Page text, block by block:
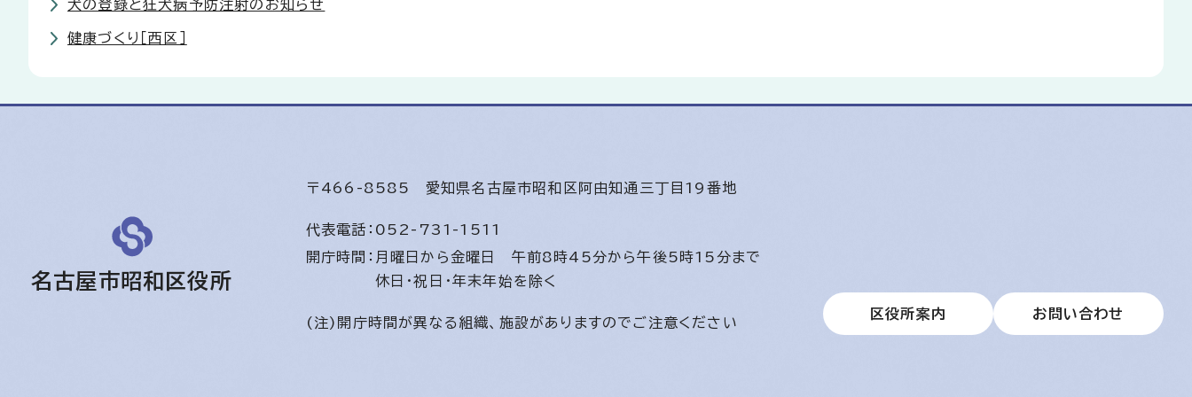
犬の登録と狂犬病予防注射のお知らせ
健康づくり［西区］
名古屋市昭和区役所
〒466-8585 愛知県名古屋市昭和区阿由知通三丁目19番地
代表電話： 052-731-1511
開庁時間： 月曜日から金曜日 午前8時45分から午後5時15分まで
休日・祝日・年末年始を除く
(注)開庁時間が異なる組織、施設がありますのでご注意ください
区役所案内 お問い合わせ